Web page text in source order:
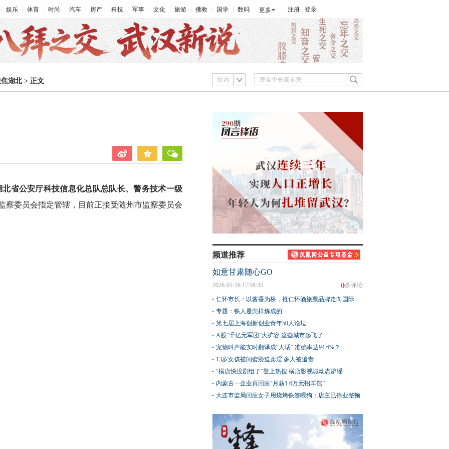
娱乐 体育 时尚 汽车 房产 科技 军事 文化 旅游 佛教 国学 数码 更多 注册 登录
湖北> 正文 站内
北省公安厅科技信息化总队总队长、警务技术一级
察委员会指定管辖，目前正接受随州市监察委员会
频道推荐
如意甘肃随心GO
0条评论
2026-05-16 17:58:35
仁怀市长：以酱香为桥，推仁怀酒旅票品牌走向国际
专题：铁人是怎样炼成的
第七届上海创新创业青年50人论坛
A股“千亿元军团”大扩容 这些城市起飞了
宠物叫声能实时翻译成“人话” 准确率达94.6%？
13岁女孩被闺蜜胁迫卖淫 多人被追责
“横店快没剧组了”登上热搜 横店影视城动态辟谣
内蒙古一企业再回应“月薪1.6万元招羊倌”
大连市监局回应女子用烧烤铁签喂狗：店主已停业整顿